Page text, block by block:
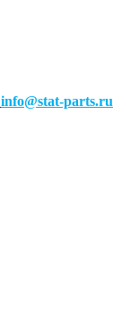
info@stat-parts.ru